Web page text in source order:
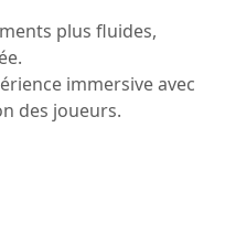
plus fluides,
immersive avec
des joueurs.